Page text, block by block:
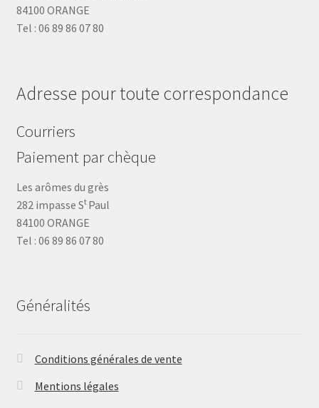
84100 ORANGE
Tel : 06 89 86 07 80
Adresse pour toute correspondance
Courriers
Paiement par chèque
Les arômes du grès
282 impasse St Paul
84100 ORANGE
Tel : 06 89 86 07 80
Généralités
Conditions générales de vente
Mentions légales